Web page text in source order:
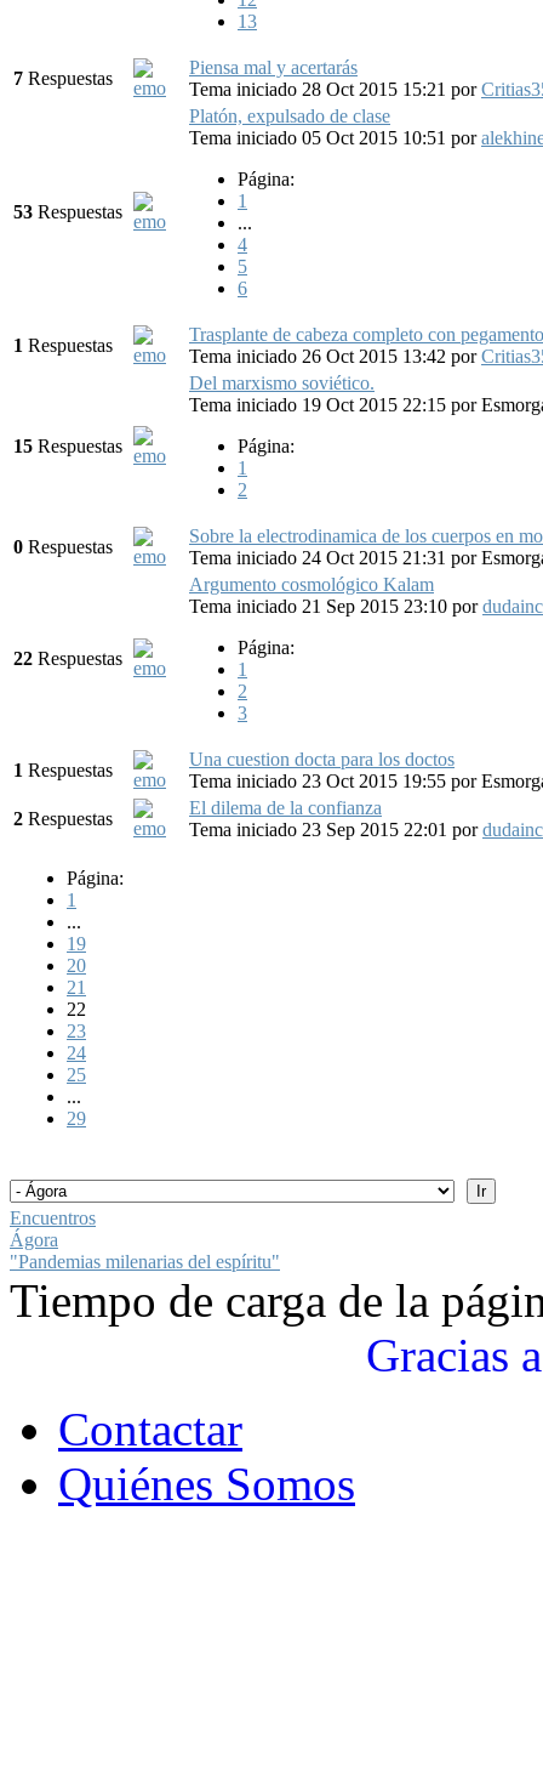
13
7 Respuestas
Piensa mal y acertarás
Tema iniciado 28 Oct 2015 15:21 por
53 Respuestas
Platón, expulsado de clase
Tema iniciado 05 Oct 2015 10:51 por
Página:
1
...
4
5
6
1 Respuestas
Trasplante de cabeza completo con
Tema iniciado 26 Oct 2015 13:42 por
15 Respuestas
Del marxismo soviético.
Tema iniciado 19 Oct 2015 22:15 por
Página:
1
2
0 Respuestas
Sobre la electrodinamica de los cuerpos en
Tema iniciado 24 Oct 2015 21:31 por
22 Respuestas
Argumento cosmológico Kalam
Tema iniciado 21 Sep 2015 23:10 por
Página:
1
2
3
1 Respuestas
Una cuestion docta para los doctos
Tema iniciado 23 Oct 2015 19:55 por
2 Respuestas
El dilema de la confianza
Tema iniciado 23 Sep 2015 22:01 por
Página:
1
...
19
20
21
22
23
24
25
...
29
Encuentros
Ágora
"Pandemias milenarias del espíritu"
Tiempo de carga de la
Gracias a
Contactar
Quiénes Somos